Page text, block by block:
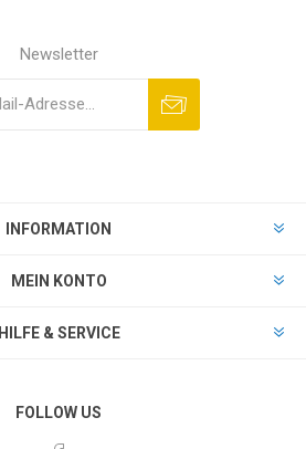
Newsletter
INFORMATION
MEIN KONTO
HILFE & SERVICE
FOLLOW US